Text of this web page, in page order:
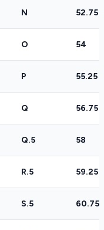
N 52.75
O 54
P 55.25
Q 56.75
Q.5 58
R.5 59.25
S.5 60.75